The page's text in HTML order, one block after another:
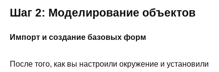
Шаг 2: Моделирование объектов
Импорт и создание базовых форм
После того, как вы настроили окружение и установили